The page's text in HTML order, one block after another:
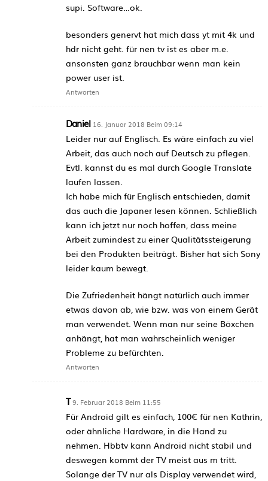
supi. Software…ok.
besonders genervt hat mich dass yt mit 4k und
hdr nicht geht. für nen tv ist es aber m.e.
ansonsten ganz brauchbar wenn man kein
power user ist.
Antworten
Daniel 16. Januar 2018 Beim 09:14
Leider nur auf Englisch. Es wäre einfach zu viel
Arbeit, das auch noch auf Deutsch zu pflegen.
Evtl. kannst du es mal durch Google Translate
laufen lassen.
Ich habe mich für Englisch entschieden, damit
das auch die Japaner lesen können. Schließlich
kann ich jetzt nur noch hoffen, dass meine
Arbeit zumindest zu einer Qualitätssteigerung
bei den Produkten beiträgt. Bisher hat sich Sony
leider kaum bewegt.
Die Zufriedenheit hängt natürlich auch immer
etwas davon ab, wie bzw. was von einem Gerät
man verwendet. Wenn man nur seine Böxchen
anhängt, hat man wahrscheinlich weniger
Probleme zu befürchten.
Antworten
T 9. Februar 2018 Beim 11:55
Für Android gilt es einfach, 100€ für nen Kathrin,
oder ähnliche Hardware, in die Hand zu
nehmen. Hbbtv kann Android nicht stabil und
deswegen kommt der TV meist aus m tritt.
Solange der TV nur als Display verwendet wird,